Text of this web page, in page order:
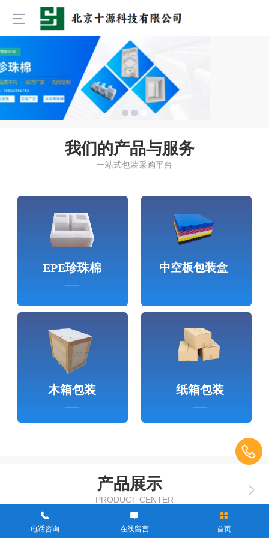
北京十源科技有限公司
我们的产品与服务
一站式包装采购平台
EPE珍珠棉
—
中空板包装盒
—
木箱包装
—
纸箱包装
—
产品展示
PRODUCT CENTER
电话咨询 在线留言 首页